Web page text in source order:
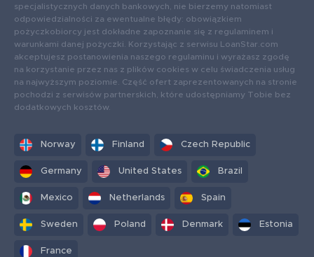
specjalistycznych danych bankowych, nie bierzemy natomiast
odpowiedzialności za ewentualne błędy: obowiązkiem
pożyczkobiorcy jest dokładne zapoznanie się z regulaminem i
warunkami danej pożyczki. Korzystając z serwisu LoanStar.com
akceptujesz postanowienia naszego regulaminu i wyrażasz zgodę
na korzystanie przez nas z plików cookies w celu świadczenia usług
na najwyższym poziomie. Część ofert zaprezentowanych na stronie
pochodzi z serwisów partnerskich, które udostępniamy Tobie bez
dodatkowych kosztów.
Norway Finland Czech Republic
Germany United States Brazil
Mexico Netherlands Spain
Sweden Poland Denmark Estonia
France